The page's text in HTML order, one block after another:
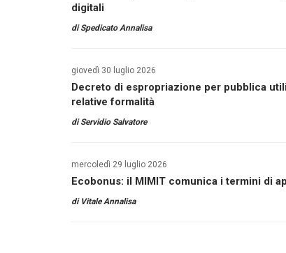
digitali
diSpedicato Annalisa
giovedì 30 luglio 2026
Decreto di espropriazione per pubblica
relative formalità
diServidio Salvatore
mercoledì 29 luglio 2026
Ecobonus: il MIMIT comunica i termini di
di Vitale Annalisa